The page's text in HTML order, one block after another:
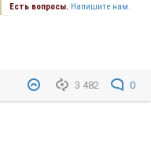
Есть вопросы. Напишите нам.
3 482 0